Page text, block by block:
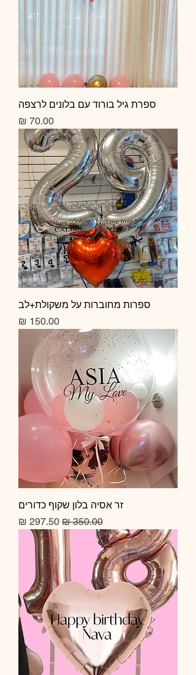
ספרת גיל בורוד עם בלונים לרצפה
מחיר
ספרות מחוברות על משקולת+לב
מחיר
זר אסיה בלון שקוף כדורים
מחיר רגיל מחיר מבצע